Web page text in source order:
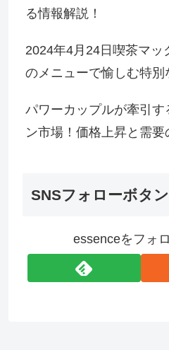
る情報解説！
2024年4月24日喫茶マッ
のメニューで愉しむ特別
パワーカップルが牽引す
ン市場！価格上昇と需要
SNSフォローボタン
essenceをフォ